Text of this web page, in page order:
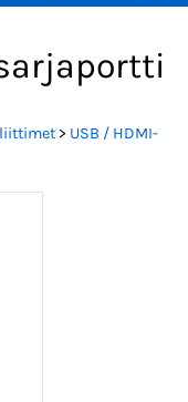
> USB / HDMI-